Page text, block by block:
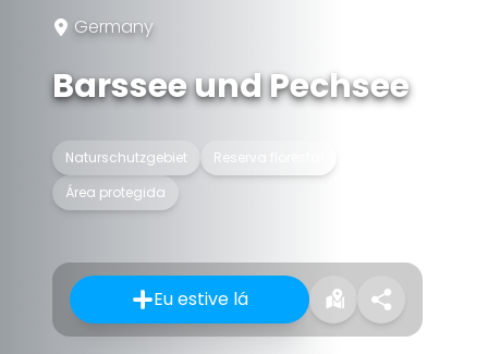
Germany
Barssee und Pechsee
Naturschutzgebiet
Reserva florestal
Área protegida
Eu estive lá